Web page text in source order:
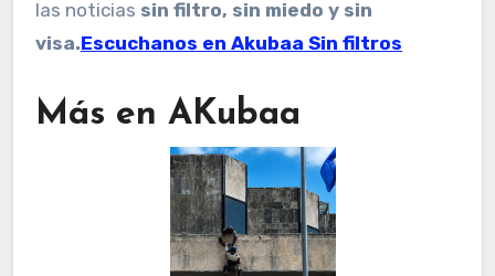
las noticias sin filtro, sin miedo y sin
visa.Escuchanos en Akubaa Sin filtros
Más en AKubaa